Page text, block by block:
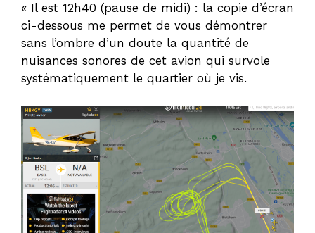
« Il est 12h40 (pause de midi) : la copie d’écran
ci-dessous me permet de vous démontrer
sans l’ombre d’un doute la quantité de
nuisances sonores de cet avion qui survole
systématiquement le quartier où je vis.